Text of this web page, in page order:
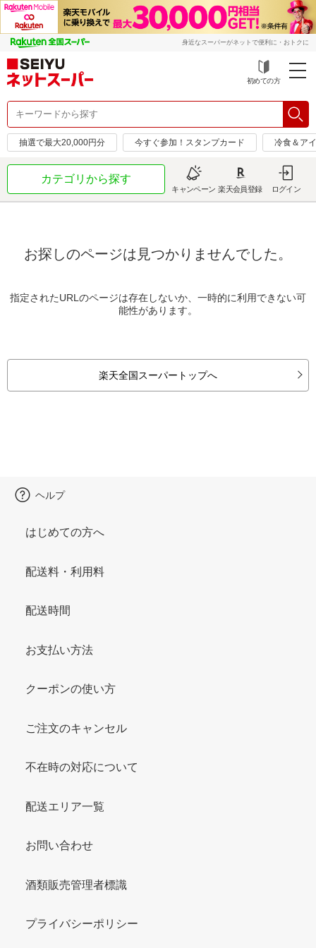
身近なスーパーがネットで便利に・おトクに
初めての方
抽選で最大20,000円分 今すぐ参加！スタンプカード 冷食＆ア
カテゴリから探す
キャンペーン 楽天会員登録 ログイン
お探しのページは見つかりませんでした。
指定されたURLのページは存在しないか、一時的に利用できない可
能性があります。
楽天全国スーパートップへ
ヘルプ
はじめての方へ
配送料・利用料
配送時間
お支払い方法
クーポンの使い方
ご注文のキャンセル
不在時の対応について
配送エリア一覧
お問い合わせ
酒類販売管理者標識
プライバシーポリシー